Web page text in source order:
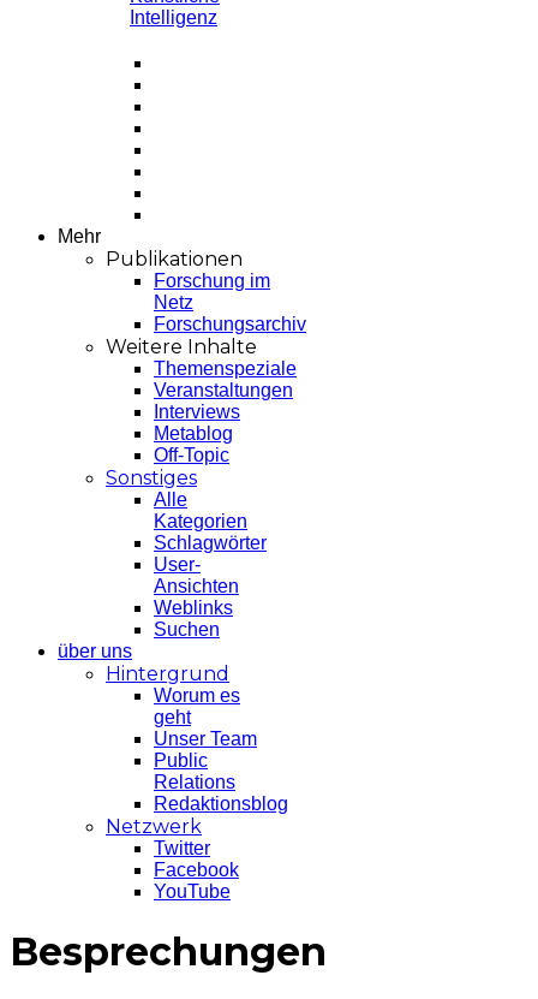
Mehr
Publikationen
Forschung im
Netz
Forschungsarchiv
Weitere Inhalte
Themenspeziale
Veranstaltungen
Interviews
Metablog
Off-Topic
Sonstiges
Alle
Kategorien
Schlagwörter
User-
Ansichten
Weblinks
Suchen
über uns
Hintergrund
Worum es
geht
Unser Team
Public
Relations
Redaktionsblog
Netzwerk
Twitter
Facebook
YouTube
Besprechungen